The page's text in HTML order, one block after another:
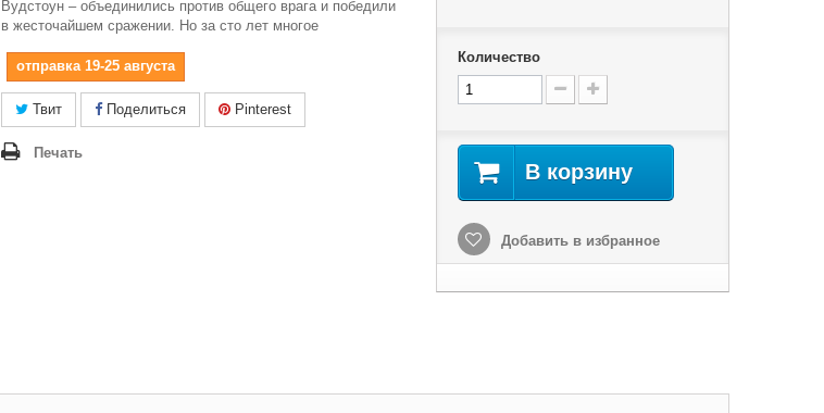
Вудстоун – объединились против общего врага и победили
в жесточайшем сражении. Но за сто лет многое
отправка 19-25 августа
Твит Поделиться Pinterest
Печать
Количество
В корзину
Добавить в избранное